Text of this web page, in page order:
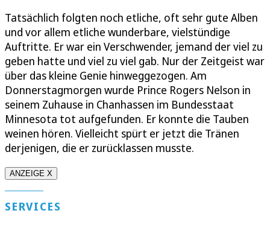
Tatsächlich folgten noch etliche, oft sehr gute Alben
und vor allem etliche wunderbare, vielstündige
Auftritte. Er war ein Verschwender, jemand der viel zu
geben hatte und viel zu viel gab. Nur der Zeitgeist war
über das kleine Genie hinweggezogen. Am
Donnerstagmorgen wurde Prince Rogers Nelson in
seinem Zuhause in Chanhassen im Bundesstaat
Minnesota tot aufgefunden. Er konnte die Tauben
weinen hören. Vielleicht spürt er jetzt die Tränen
derjenigen, die er zurücklassen musste.
ANZEIGE X
SERVICES